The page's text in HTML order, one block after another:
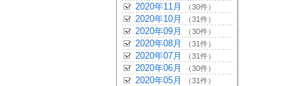
2020年11月 （30件）
2020年10月 （31件）
2020年09月 （30件）
2020年08月 （31件）
2020年07月 （31件）
2020年06月 （30件）
2020年05月 （31件）